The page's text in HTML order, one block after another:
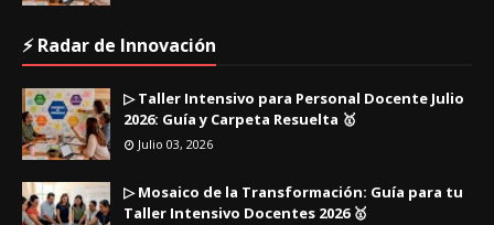
⚡ Radar de Innovación
▷ Taller Intensivo para Personal Docente Julio
2026: Guía y Carpeta Resuelta 🥇
Julio 03, 2026
▷ Mosaico de la Transformación: Guía para tu
Taller Intensivo Docentes 2026 🥇